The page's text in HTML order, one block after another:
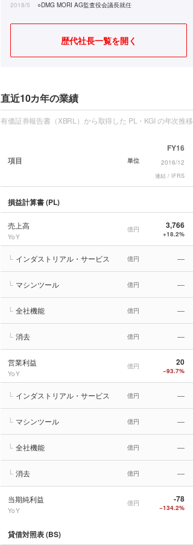
2018/5
○DMG MORI AG監査役会議長就任
歴代社長一覧を開く
直近10カ年の業績
有価証券報告書（XBRL）から取得した PL・KGI の年次推移
項目 単位
FY16
2016/12
連結 / IFRS
損益計算書 (PL)
売上高
YoY
億円 3,766
+18.2%
└ インダストリアル・サービス 億円 —
└ マシンツール 億円 —
└ 全社機能 億円 —
└ 消去 億円 —
営業利益
YoY
億円 20
−93.7%
└ インダストリアル・サービス 億円 —
└ マシンツール 億円 —
└ 全社機能 億円 —
└ 消去 億円 —
当期純利益
YoY
億円 -78
−134.2%
貸借対照表 (BS)